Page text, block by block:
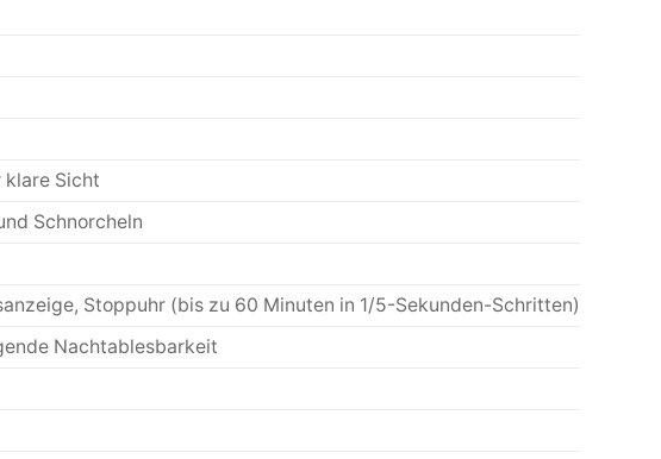
Sicht
Schnorcheln
Stoppuhr (bis zu 60 Minuten in 1/5-Sekunden-Schritten)
Nachtablesbarkeit